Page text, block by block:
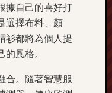
據自己的喜好打
選擇布料、顏
衫都將為個人提
風格。
合。隨著智慧服